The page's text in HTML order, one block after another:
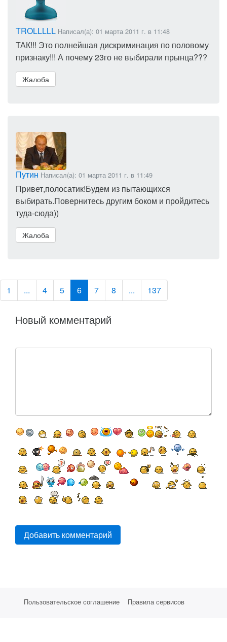
TROLLLLL Написал(а): 01 марта 2011 г. в 11:48
ТАК!!! Это полнейшая дискриминация по половому
признаку!!! А почему 23го не выбирали прынца???
Жалоба
Путин Написал(а): 01 марта 2011 г. в 11:49
Привет,полосатик!Будем из пытающихся
выбирать.Повернитесь другим боком и пройдитесь
туда-сюда))
Жалоба
1 ... 4 5 6 7 8 ... 137
Новый комментарий
Добавить комментарий
Пользовательское соглашение
Правила сервисов